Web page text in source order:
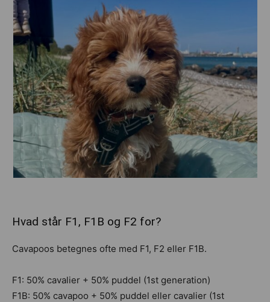
Hvad står F1, F1B og F2 for?
Cavapoos betegnes ofte med F1, F2 eller F1B.
F1: 50% cavalier + 50% puddel (1st generation)
F1B: 50% cavapoo + 50% puddel eller cavalier (1st